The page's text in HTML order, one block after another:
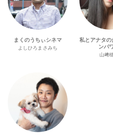
まくのうちぃシネマ
よしひろまさみち
私とアナタの
ンパ
山﨑